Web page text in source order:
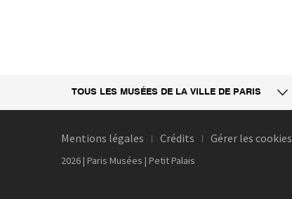
TOUS LES MUSÉES DE LA VILLE DE PARIS
Mentions légales Crédits Gérer les cookies
2026 | Paris Musées | Petit Palais